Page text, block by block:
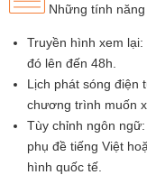
Những tính
Truyền hình xem
đó lên đến 48h.
Lịch phát sóng điện
chương trình muốn
Tùy chỉnh ngôn
phụ đề tiếng Việt
hình quốc tế.